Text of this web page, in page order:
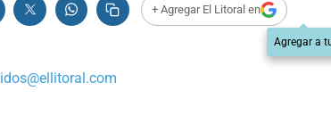
+ Agregar El Litoral en
Agregar a